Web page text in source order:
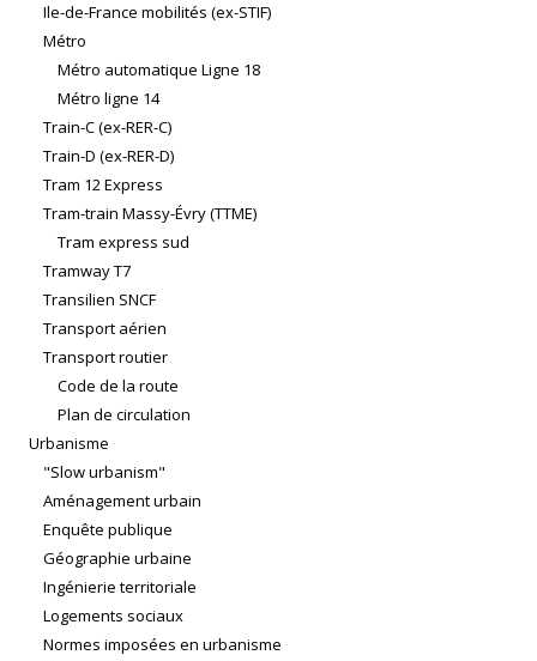
Ile-de-France mobilités (ex-STIF)
Métro
Métro automatique Ligne 18
Métro ligne 14
Train-C (ex-RER-C)
Train-D (ex-RER-D)
Tram 12 Express
Tram-train Massy-Évry (TTME)
Tram express sud
Tramway T7
Transilien SNCF
Transport aérien
Transport routier
Code de la route
Plan de circulation
Urbanisme
"Slow urbanism"
Aménagement urbain
Enquête publique
Géographie urbaine
Ingénierie territoriale
Logements sociaux
Normes imposées en urbanisme